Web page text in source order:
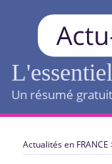
Un résumé
Actualités en FRANCE